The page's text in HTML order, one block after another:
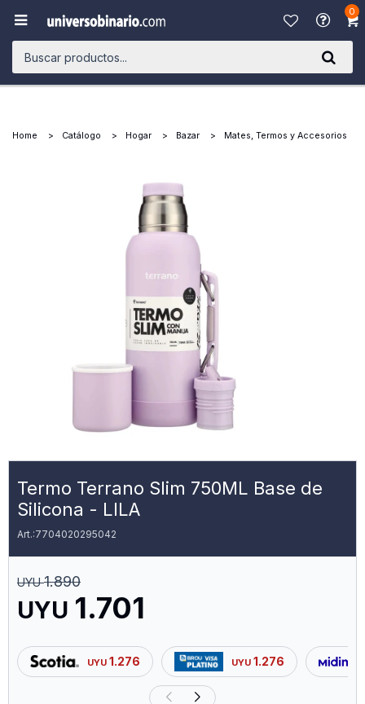
0

Home Catálogo Hogar Bazar Mates, Termos y Accesorios
Termo Terrano Slim 750ML Base de
Silicona - LILA
7704020295042
UYU 1.701
UYU 1.890
UYU 1.276 UYU 1.276